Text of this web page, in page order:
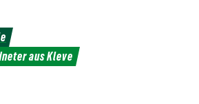
aus Kleve